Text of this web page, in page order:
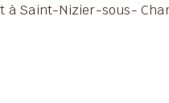
à Saint-Nizier-sous-